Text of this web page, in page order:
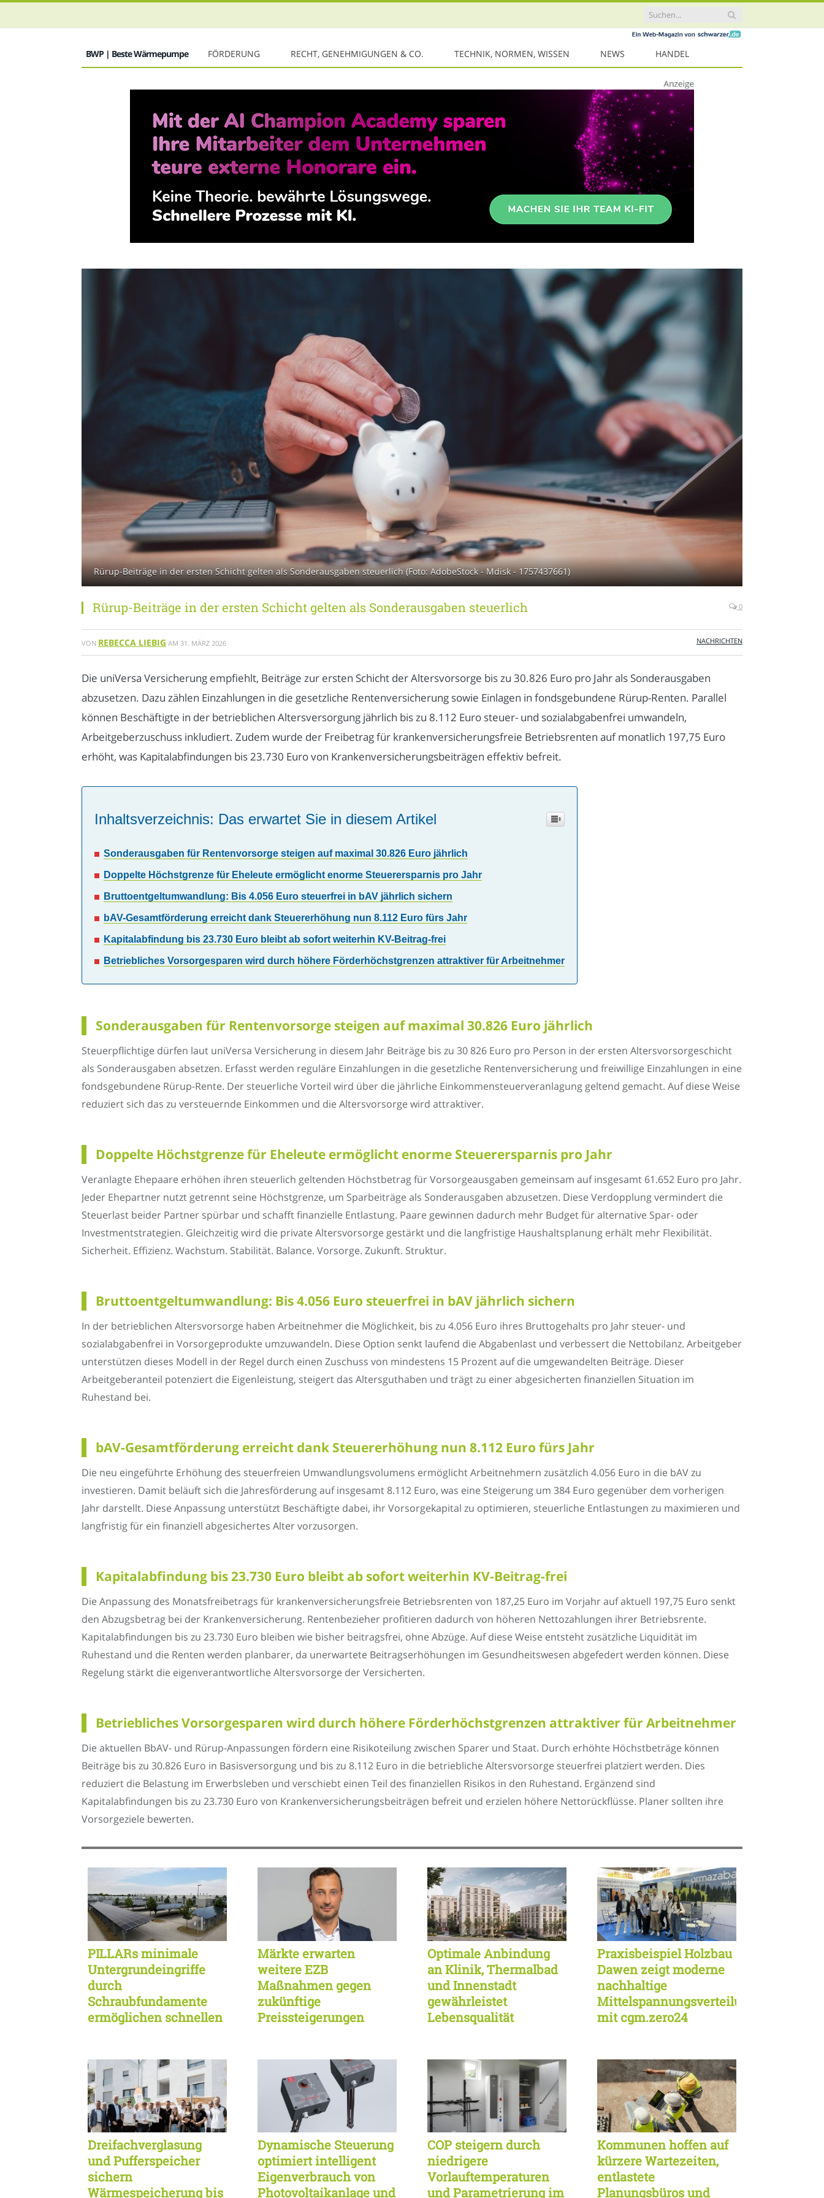
BWP | Beste Wärmepumpe FÖRDERUNG RECHT, GENEHMIGUNGEN & CO. TECHNIK, NORMEN, WISSEN NEWS HANDEL
Rürup-Beiträge in der ersten Schicht gelten als Sonderausgaben steuerlich (Foto: AdobeStock - Mdisk - 1757437661)
Rürup-Beiträge in der ersten Schicht gelten als Sonderausgaben steuerlich 0
VON REBECCA LIEBIG AM 31. MÄRZ 2026 NACHRICHTEN
Die uniVersa Versicherung empfiehlt, Beiträge zur ersten Schicht der Altersvorsorge bis zu 30.826 Euro pro Jahr als Sonderausgaben
abzusetzen. Dazu zählen Einzahlungen in die gesetzliche Rentenversicherung sowie Einlagen in fondsgebundene Rürup-Renten. Parallel
können Beschäftigte in der betrieblichen Altersversorgung jährlich bis zu 8.112 Euro steuer- und sozialabgabenfrei umwandeln,
Arbeitgeberzuschuss inkludiert. Zudem wurde der Freibetrag für krankenversicherungsfreie Betriebsrenten auf monatlich 197,75 Euro
erhöht, was Kapitalabfindungen bis 23.730 Euro von Krankenversicherungsbeiträgen effektiv befreit.
Inhaltsverzeichnis: Das erwartet Sie in diesem Artikel
Sonderausgaben für Rentenvorsorge steigen auf maximal 30.826 Euro jährlich
Doppelte Höchstgrenze für Eheleute ermöglicht enorme Steuerersparnis pro Jahr
Bruttoentgeltumwandlung: Bis 4.056 Euro steuerfrei in bAV jährlich sichern
bAV-Gesamtförderung erreicht dank Steuererhöhung nun 8.112 Euro fürs Jahr
Kapitalabfindung bis 23.730 Euro bleibt ab sofort weiterhin KV-Beitrag-frei
Betriebliches Vorsorgesparen wird durch höhere Förderhöchstgrenzen attraktiver für Arbeitnehmer
Sonderausgaben für Rentenvorsorge steigen auf maximal 30.826 Euro jährlich
Steuerpflichtige dürfen laut uniVersa Versicherung in diesem Jahr Beiträge bis zu 30 826 Euro pro Person in der ersten Altersvorsorgeschicht
als Sonderausgaben absetzen. Erfasst werden reguläre Einzahlungen in die gesetzliche Rentenversicherung und freiwillige Einzahlungen in eine
fondsgebundene Rürup-Rente. Der steuerliche Vorteil wird über die jährliche Einkommensteuerveranlagung geltend gemacht. Auf diese Weise
reduziert sich das zu versteuernde Einkommen und die Altersvorsorge wird attraktiver.
Doppelte Höchstgrenze für Eheleute ermöglicht enorme Steuerersparnis pro Jahr
Veranlagte Ehepaare erhöhen ihren steuerlich geltenden Höchstbetrag für Vorsorgeausgaben gemeinsam auf insgesamt 61.652 Euro pro Jahr.
Jeder Ehepartner nutzt getrennt seine Höchstgrenze, um Sparbeiträge als Sonderausgaben abzusetzen. Diese Verdopplung vermindert die
Steuerlast beider Partner spürbar und schafft finanzielle Entlastung. Paare gewinnen dadurch mehr Budget für alternative Spar- oder
Investmentstrategien. Gleichzeitig wird die private Altersvorsorge gestärkt und die langfristige Haushaltsplanung erhält mehr Flexibilität.
Sicherheit. Effizienz. Wachstum. Stabilität. Balance. Vorsorge. Zukunft. Struktur.
Bruttoentgeltumwandlung: Bis 4.056 Euro steuerfrei in bAV jährlich sichern
In der betrieblichen Altersvorsorge haben Arbeitnehmer die Möglichkeit, bis zu 4.056 Euro ihres Bruttogehalts pro Jahr steuer- und
sozialabgabenfrei in Vorsorgeprodukte umzuwandeln. Diese Option senkt laufend die Abgabenlast und verbessert die Nettobilanz. Arbeitgeber
unterstützen dieses Modell in der Regel durch einen Zuschuss von mindestens 15 Prozent auf die umgewandelten Beiträge. Dieser
Arbeitgeberanteil potenziert die Eigenleistung, steigert das Altersguthaben und trägt zu einer abgesicherten finanziellen Situation im
Ruhestand bei.
bAV-Gesamtförderung erreicht dank Steuererhöhung nun 8.112 Euro fürs Jahr
Die neu eingeführte Erhöhung des steuerfreien Umwandlungsvolumens ermöglicht Arbeitnehmern zusätzlich 4.056 Euro in die bAV zu
investieren. Damit beläuft sich die Jahresförderung auf insgesamt 8.112 Euro, was eine Steigerung um 384 Euro gegenüber dem vorherigen
Jahr darstellt. Diese Anpassung unterstützt Beschäftigte dabei, ihr Vorsorgekapital zu optimieren, steuerliche Entlastungen zu maximieren und
langfristig für ein finanziell abgesichertes Alter vorzusorgen.
Kapitalabfindung bis 23.730 Euro bleibt ab sofort weiterhin KV-Beitrag-frei
Die Anpassung des Monatsfreibetrags für krankenversicherungsfreie Betriebsrenten von 187,25 Euro im Vorjahr auf aktuell 197,75 Euro senkt
den Abzugsbetrag bei der Krankenversicherung. Rentenbezieher profitieren dadurch von höheren Nettozahlungen ihrer Betriebsrente.
Kapitalabfindungen bis zu 23.730 Euro bleiben wie bisher beitragsfrei, ohne Abzüge. Auf diese Weise entsteht zusätzliche Liquidität im
Ruhestand und die Renten werden planbarer, da unerwartete Beitragserhöhungen im Gesundheitswesen abgefedert werden können. Diese
Regelung stärkt die eigenverantwortliche Altersvorsorge der Versicherten.
Betriebliches Vorsorgesparen wird durch höhere Förderhöchstgrenzen attraktiver für Arbeitnehmer
Die aktuellen BbAV- und Rürup-Anpassungen fördern eine Risikoteilung zwischen Sparer und Staat. Durch erhöhte Höchstbeträge können
Beiträge bis zu 30.826 Euro in Basisversorgung und bis zu 8.112 Euro in die betriebliche Altersvorsorge steuerfrei platziert werden. Dies
reduziert die Belastung im Erwerbsleben und verschiebt einen Teil des finanziellen Risikos in den Ruhestand. Ergänzend sind
Kapitalabfindungen bis zu 23.730 Euro von Krankenversicherungsbeiträgen befreit und erzielen höhere Nettorückflüsse. Planer sollten ihre
Vorsorgeziele bewerten.
PILLARs minimale
Untergrundeingriffe
durch
Schraubfundamente
ermöglichen schnellen
Märkte erwarten
weitere EZB
Maßnahmen gegen
zukünftige
Preissteigerungen
Optimale Anbindung
an Klinik, Thermalbad
und Innenstadt
gewährleistet
Lebensqualität
Praxisbeispiel Holzbau
Dawen zeigt moderne
nachhaltige
Mittelspannungsverteilung
mit cgm.zero24
Dreifachverglasung
und Pufferspeicher
sichern
Wärmespeicherung bis
Dynamische Steuerung
optimiert intelligent
Eigenverbrauch von
Photovoltaikanlage und
COP steigern durch
niedrigere
Vorlauftemperaturen
und Parametrierung im
Kommunen hoffen auf
kürzere Wartezeiten,
entlastete
Planungsbüros und